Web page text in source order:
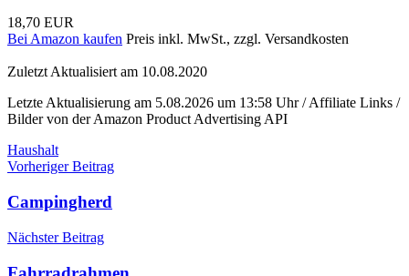
18,70 EUR
Bei Amazon kaufen Preis inkl. MwSt., zzgl. Versandkosten
Zuletzt Aktualisiert am 10.08.2020
Letzte Aktualisierung am 5.08.2026 um 13:58 Uhr / Affiliate Links /
Bilder von der Amazon Product Advertising API
Haushalt
Beitragsnavigation
Vorheriger Beitrag
Campingherd
Nächster Beitrag